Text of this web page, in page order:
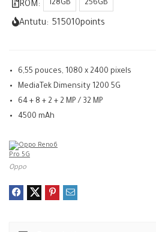
ROM: 128GB 256GB
Antutu: 515010points
6,55 pouces, 1080 x 2400 pixels
MediaTek Dimensity 1200 5G
64 + 8 + 2 + 2 MP / 32 MP
4500 mAh
Oppo